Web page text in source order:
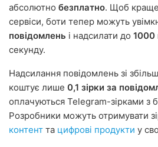
абсолютно безплатно. Щоб краще
сервіси, боти тепер можуть
повідомлень і надсилати до 1000
секунду.
Надсилання повідомлень зі
коштує лише 0,1 зірки за
оплачуються Telegram-зірками з
Розробники можуть отримувати
контент та цифрові продукти у